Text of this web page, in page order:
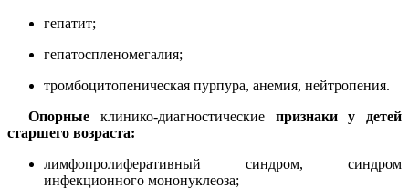
гепатит;
гепатоспленомегалия;
тромбоцитопеническая пурпура, анемия, нейтропения.
Опорные клинико-диагностические признаки у
детей
старшего возраста:
лимфопролиферативный синдром, синдром
инфекционного мононуклеоза;